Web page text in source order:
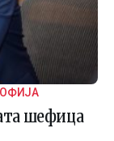
шефица